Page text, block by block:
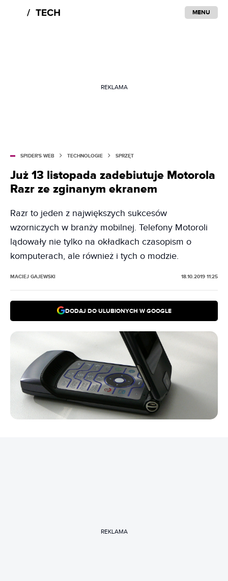
MENU
REKLAMA
SPIDER'S WEB TECHNOLOGIE SPRZĘT
Już 13 listopada zadebiutuje Motorola
Razr ze zginanym ekranem
Razr to jeden z największych sukcesów
wzorniczych w branży mobilnej. Telefony Motoroli
lądowały nie tylko na okładkach czasopism o
komputerach, ale również i tych o modzie.
MACIEJ GAJEWSKI 18.10.2019 11:25
DODAJ DO ULUBIONYCH W GOOGLE
REKLAMA